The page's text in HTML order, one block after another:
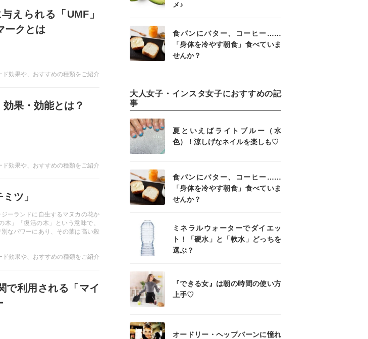
えられる「UMF」
ークとは
ド効果や、おすすめの種類をご紹介
果・効能とは？
ド効果や、おすすめの種類をご紹介
ツ」
ーランドに自生するマヌカの花か
」「復活の木」という意味で、
なパワーにあり、その葉は高い殺
ド効果や、おすすめの種類をご紹介
で利用される「マイ
メ♪
食パンにバター、コーヒー……
「身体を冷やす朝食」食べていま
せんか？
大人女子・インスタ女子におすすめの記
事
夏といえばライトブルー（水
色）！涼しげなネイルを楽しも♡
食パンにバター、コーヒー……
「身体を冷やす朝食」食べていま
せんか？
ミネラルウォーターでダイエッ
ト！「硬水」と「軟水」どっちを
選ぶ？
『できる女』は朝の時間の使い方
上手♡
オードリー・ヘップバーンに憧れ